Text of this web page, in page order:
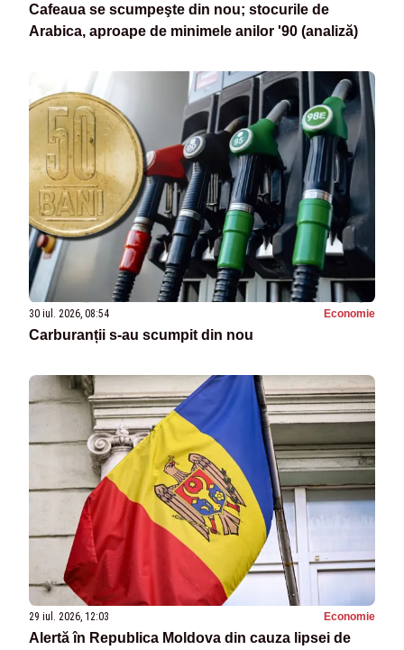
Cafeaua se scumpeşte din nou; stocurile de
Arabica, aproape de minimele anilor '90 (analiză)
30 iul. 2026, 08:54 Economie
Carburanții s-au scumpit din nou
29 iul. 2026, 12:03 Economie
Alertă în Republica Moldova din cauza lipsei de